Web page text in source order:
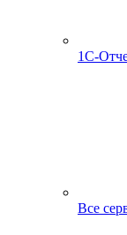
1С-
Все